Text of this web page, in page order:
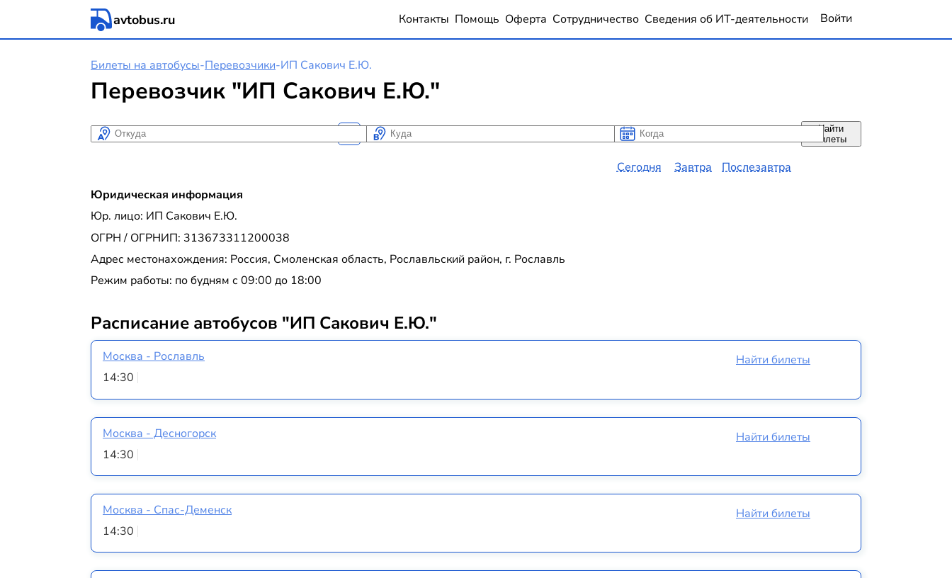
avtobus.ru Контакты Помощь Оферта Сотрудничество Сведения об ИТ-деятельности Войти
Билеты на автобусы-Перевозчики-ИП Сакович Е.Ю.
Перевозчик "ИП Сакович Е.Ю."
Откуда Куда Когда
Когда
Сегодня Завтра Послезавтра
Найти
билеты
Юридическая информация
Юр. лицо: ИП Сакович Е.Ю.
ОГРН / ОГРНИП: 313673311200038
Адрес местонахождения: Россия, Смоленская область, Рославльский район, г. Рославль
Режим работы: по будням с 09:00 до 18:00
Расписание автобусов "ИП Сакович Е.Ю."
Москва - Рославль
14:30
Найти билеты
Москва - Десногорск
14:30
Найти билеты
Москва - Спас-Деменск
14:30
Найти билеты